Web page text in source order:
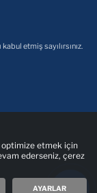
kabul etmiş sayılırsınız.
etmek için
ederseniz, çerez
AYARLAR